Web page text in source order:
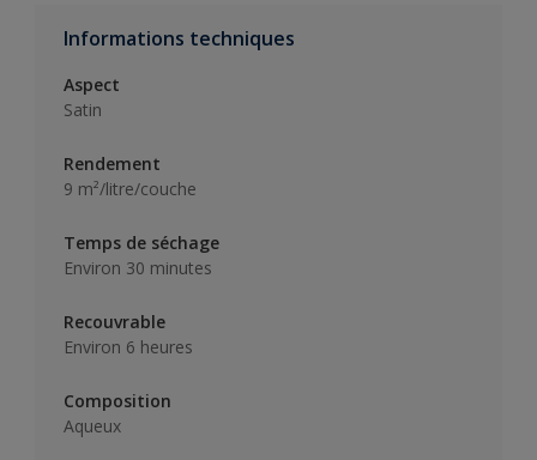
Informations techniques
Aspect
Satin
Rendement
9 m²/litre/couche
Temps de séchage
Environ 30 minutes
Recouvrable
Environ 6 heures
Composition
Aqueux